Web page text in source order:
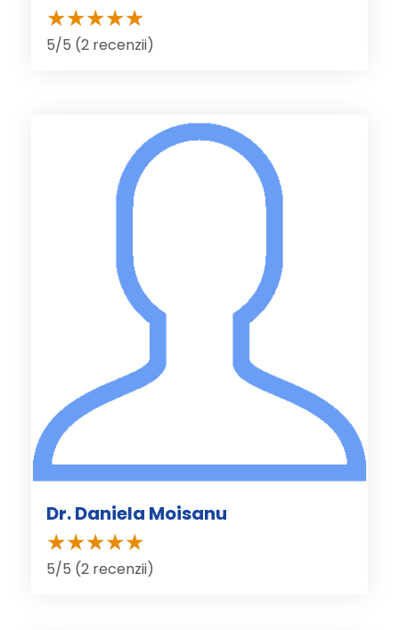
5/5 (2 recenzii)
Dr. Daniela Moisanu
5/5 (2 recenzii)